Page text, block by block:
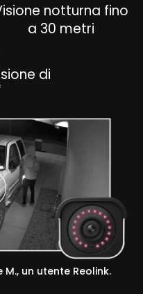
notturna fino
a 30 metri
di
un utente Reolink.